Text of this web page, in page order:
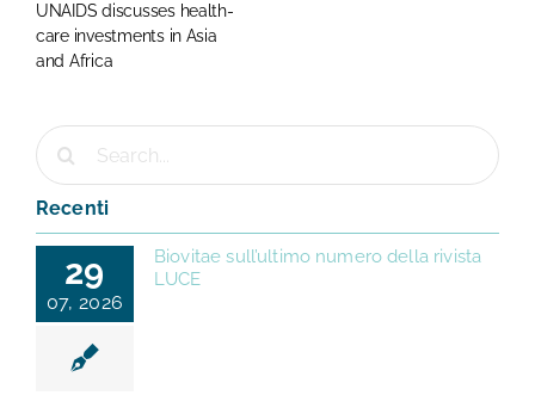
UNAIDS discusses health-
care investments in Asia
and Africa
Cerca
per:
Recenti
29
07, 2026
Biovitae sull’ultimo numero della rivista
LUCE